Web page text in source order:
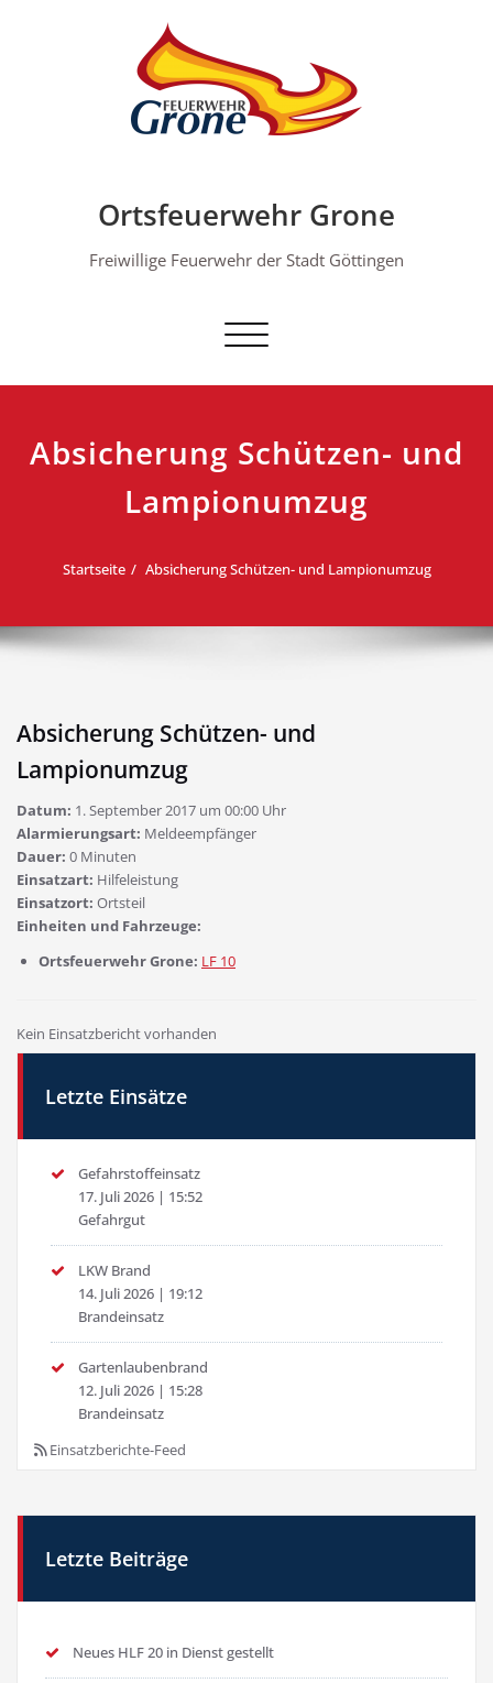
Ortsfeuerwehr Grone
Freiwillige Feuerwehr der Stadt Göttingen
Schalte Navigation
Absicherung Schützen- und
Lampionumzug
Startseite Absicherung Schützen- und Lampionumzug
Absicherung Schützen- und
Lampionumzug
Datum: 1. September 2017 um 00:00 Uhr
Alarmierungsart: Meldeempfänger
Dauer: 0 Minuten
Einsatzart: Hilfeleistung
Einsatzort: Ortsteil
Einheiten und Fahrzeuge:
Ortsfeuerwehr Grone: LF 10
Kein Einsatzbericht vorhanden
Letzte Einsätze
Gefahrstoffeinsatz
17. Juli 2026 | 15:52
Gefahrgut
LKW Brand
14. Juli 2026 | 19:12
Brandeinsatz
Gartenlaubenbrand
12. Juli 2026 | 15:28
Brandeinsatz
Einsatzberichte-Feed
Letzte Beiträge
Neues HLF 20 in Dienst gestellt